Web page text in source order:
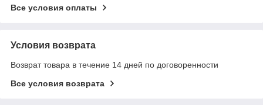
Все условия оплаты
Условия возврата
Возврат товара в течение 14 дней по договоренности
Все условия возврата